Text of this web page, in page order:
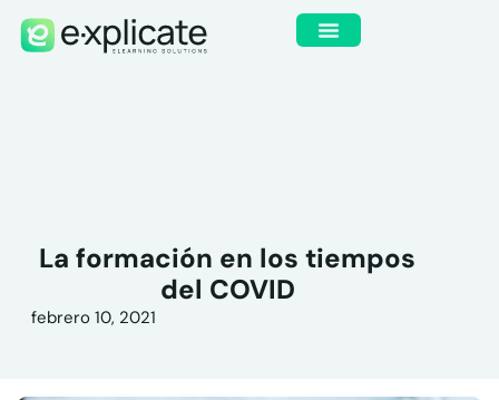
La formación en los tiempos
del COVID
febrero 10, 2021